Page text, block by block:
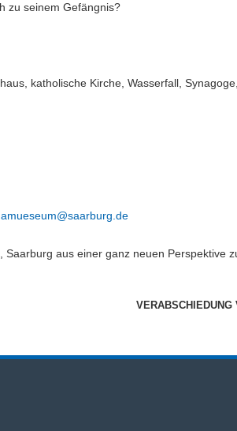
zu seinem Gefängnis?
katholische Kirche, Wasserfall,
amueseum@saarburg.de
aus einer ganz neuen Perspektive
VERABSCHIEDUNG